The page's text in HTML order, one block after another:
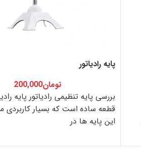
پایه رادیاتور
تومان200,000
بررسی پایه تنظیمی رادیاتور پایه
قطعه ساده است که بسیار کاربردی
این پایه ها در